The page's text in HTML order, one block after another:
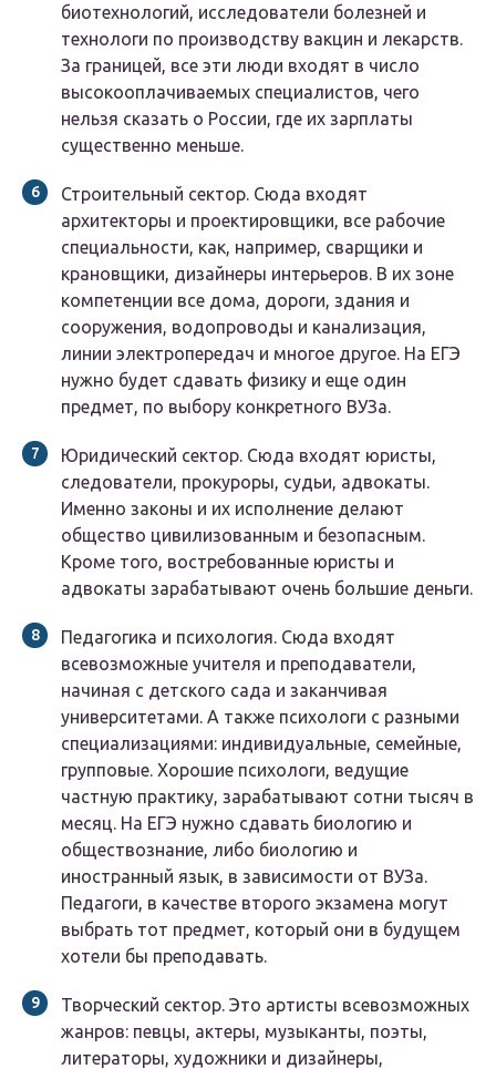
биотехнологий, исследователи болезней и
технологи по производству вакцин и лекарств.
За границей, все эти люди входят в число
высокооплачиваемых специалистов, чего
нельзя сказать о России, где их зарплаты
существенно меньше.
Строительный сектор. Сюда входят
архитекторы и проектировщики, все рабочие
специальности, как, например, сварщики и
крановщики, дизайнеры интерьеров. В их зоне
компетенции все дома, дороги, здания и
сооружения, водопроводы и канализация,
линии электропередач и многое другое. На ЕГЭ
нужно будет сдавать физику и еще один
предмет, по выбору конкретного ВУЗа.
Юридический сектор. Сюда входят юристы,
следователи, прокуроры, судьи, адвокаты.
Именно законы и их исполнение делают
общество цивилизованным и безопасным.
Кроме того, востребованные юристы и
адвокаты зарабатывают очень большие деньги.
Педагогика и психология. Сюда входят
всевозможные учителя и преподаватели,
начиная с детского сада и заканчивая
университетами. А также психологи с разными
специализациями: индивидуальные, семейные,
групповые. Хорошие психологи, ведущие
частную практику, зарабатывают сотни тысяч в
месяц. На ЕГЭ нужно сдавать биологию и
обществознание, либо биологию и
иностранный язык, в зависимости от ВУЗа.
Педагоги, в качестве второго экзамена могут
выбрать тот предмет, который они в будущем
хотели бы преподавать.
Творческий сектор. Это артисты всевозможных
жанров: певцы, актеры, музыканты, поэты,
литераторы, художники и дизайнеры,